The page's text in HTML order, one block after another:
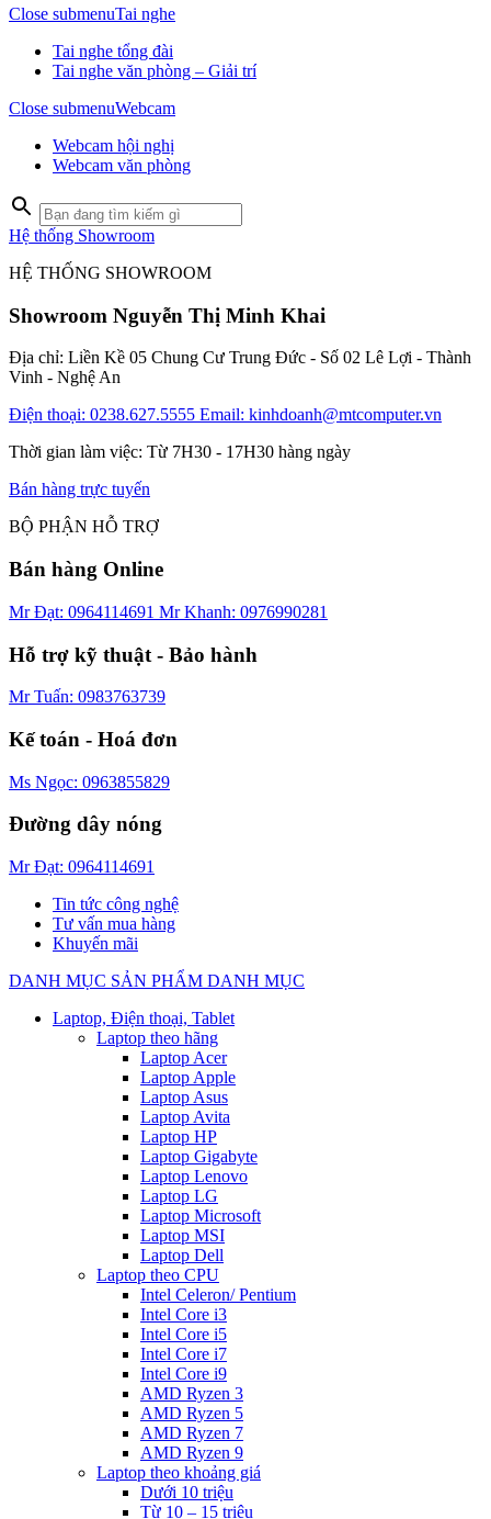
Close submenuTai nghe
Tai nghe tổng đài
Tai nghe văn phòng – Giải trí
Close submenuWebcam
Webcam hội nghị
Webcam văn phòng
Hệ thống Showroom
HỆ THỐNG SHOWROOM
Showroom Nguyễn Thị Minh Khai
Địa chỉ: Liền Kề 05 Chung Cư Trung Đức - Số 02 Lê Lợi - Thành
Vinh - Nghệ An
Điện thoại: 0238.627.5555 Email: kinhdoanh@mtcomputer.vn
Thời gian làm việc: Từ 7H30 - 17H30 hàng ngày
Bán hàng trực tuyến
BỘ PHẬN HỖ TRỢ
Bán hàng Online
Mr Đạt: 0964114691 Mr Khanh: 0976990281
Hỗ trợ kỹ thuật - Bảo hành
Mr Tuấn: 0983763739
Kế toán - Hoá đơn
Ms Ngọc: 0963855829
Đường dây nóng
Mr Đạt: 0964114691
Tin tức công nghệ
Tư vấn mua hàng
Khuyến mãi
DANH MỤC SẢN PHẨM DANH MỤC
Laptop, Điện thoại, Tablet
Laptop theo hãng
Laptop Acer
Laptop Apple
Laptop Asus
Laptop Avita
Laptop HP
Laptop Gigabyte
Laptop Lenovo
Laptop LG
Laptop Microsoft
Laptop MSI
Laptop Dell
Laptop theo CPU
Intel Celeron/ Pentium
Intel Core i3
Intel Core i5
Intel Core i7
Intel Core i9
AMD Ryzen 3
AMD Ryzen 5
AMD Ryzen 7
AMD Ryzen 9
Laptop theo khoảng giá
Dưới 10 triệu
Từ 10 – 15 triệu